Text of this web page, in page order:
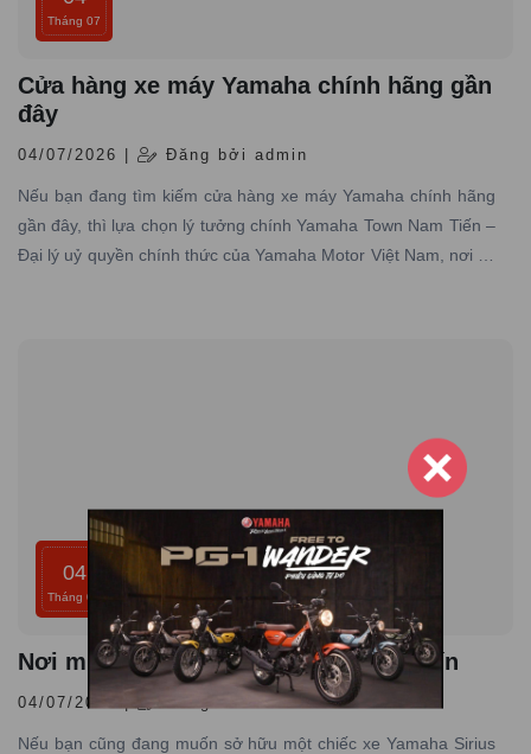
Tháng 07
Cửa hàng xe máy Yamaha chính hãng gần
đây
04/07/2026 | Đăng bởi admin
Nếu bạn đang tìm kiếm cửa hàng xe máy Yamaha chính hãng
gần đây, thì lựa chọn lý tưởng chính Yamaha Town Nam Tiến –
Đại lý uỷ quyền chính thức của Yamaha Motor Việt Nam, nơi có
04
Tháng 07
Nơi mua xe Yamaha Sirius giá rẻ uy tín
04/07/2026 | Đăng bởi admin
Nếu bạn cũng đang muốn sở hữu một chiếc xe Yamaha Sirius